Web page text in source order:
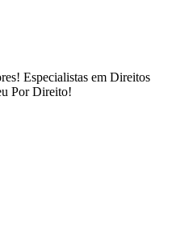
Especialistas em Direitos
Por Direito!